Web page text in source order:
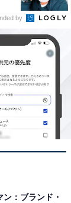
として活躍
ム
リント柄、
なバリエー
コーデを楽
ットストア
by
ン：ブランド・